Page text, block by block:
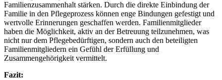
Familienzusammenhalt stärken. Durch die direkte Einbindung der
Familie in den Pflegeprozess können enge Bindungen gefestigt und
wertvolle Erinnerungen geschaffen werden. Familienmitglieder
haben die Möglichkeit, aktiv an der Betreuung teilzunehmen, was
nicht nur dem Pflegebedürftigen, sondern auch den beteiligten
Familienmitgliedern ein Gefühl der Erfüllung und
Zusammengehörigkeit vermittelt.
Fazit: